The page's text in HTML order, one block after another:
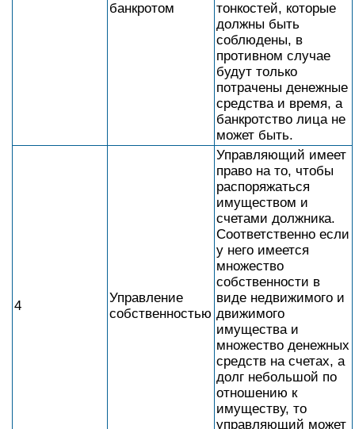
банкротом
тонкостей, которые
должны быть
соблюдены, в
противном случае
будут только
потрачены денежные
средства и время, а
банкротство лица не
может быть.
4
Управление
собственностью
Управляющий имеет
право на то, чтобы
распоряжаться
имуществом и
счетами должника.
Соответственно если
у него имеется
множество
собственности в
виде недвижимого и
движимого
имущества и
множество денежных
средств на счетах, а
долг небольшой по
отношению к
имуществу, то
управляющий может